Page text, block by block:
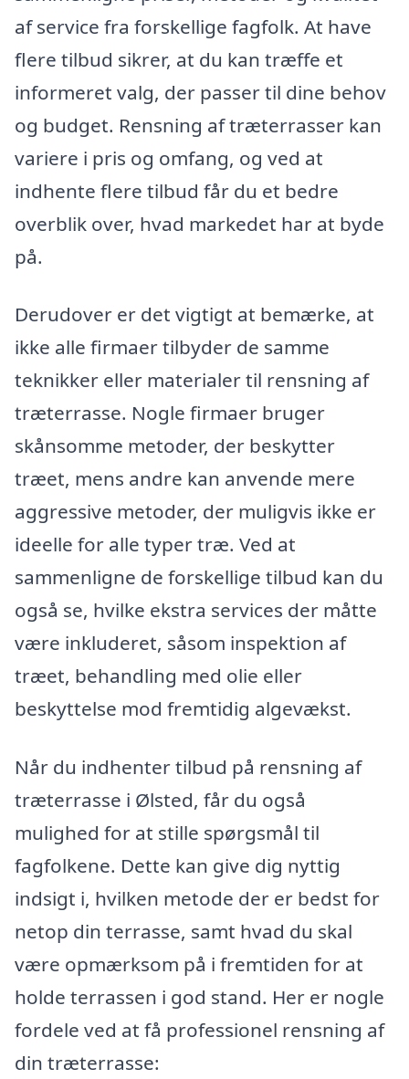
af service fra forskellige fagfolk. At have
flere tilbud sikrer, at du kan træffe et
informeret valg, der passer til dine behov
og budget. Rensning af træterrasser kan
variere i pris og omfang, og ved at
indhente flere tilbud får du et bedre
overblik over, hvad markedet har at byde
på.
Derudover er det vigtigt at bemærke, at
ikke alle firmaer tilbyder de samme
teknikker eller materialer til rensning af
træterrasse. Nogle firmaer bruger
skånsomme metoder, der beskytter
træet, mens andre kan anvende mere
aggressive metoder, der muligvis ikke er
ideelle for alle typer træ. Ved at
sammenligne de forskellige tilbud kan du
også se, hvilke ekstra services der måtte
være inkluderet, såsom inspektion af
træet, behandling med olie eller
beskyttelse mod fremtidig algevækst.
Når du indhenter tilbud på rensning af
træterrasse i Ølsted, får du også
mulighed for at stille spørgsmål til
fagfolkene. Dette kan give dig nyttig
indsigt i, hvilken metode der er bedst for
netop din terrasse, samt hvad du skal
være opmærksom på i fremtiden for at
holde terrassen i god stand. Her er nogle
fordele ved at få professionel rensning af
din træterrasse: